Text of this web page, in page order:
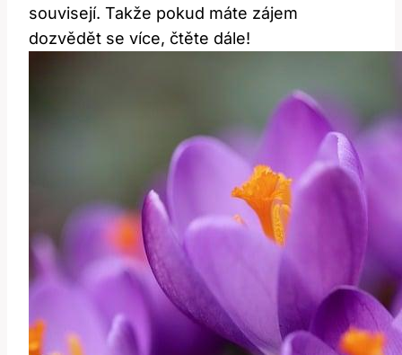
souvisejí. Takže pokud máte zájem
dozvědět se více, čtěte dále!